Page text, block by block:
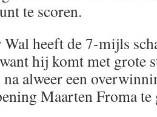
te scoren.
heeft de 7-mijls
hij komt met grote
alweer een
Maarten Froma te